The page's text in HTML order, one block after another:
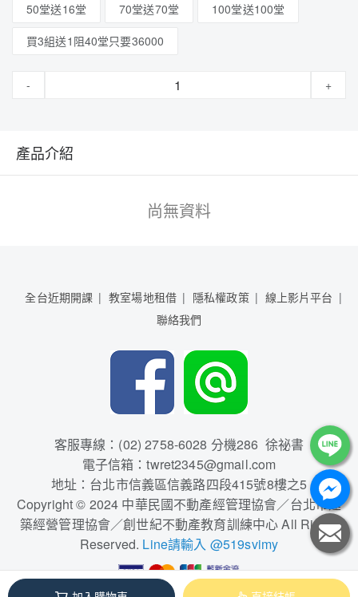
50堂送16堂
70堂送70堂
100堂送100堂
買3組送1阻40堂只要36000
- +
產品介紹
尚無資料
全台近期開課 教室場地租借 隱私權政策
線上影片平台
聯絡我們
客服專線：(02) 2758-6028 分機286 徐祕書
電子信箱：twret2345@gmail.com
地址：台北市信義區信義路四段415號8樓之5
Copyright © 2024 中華民國不動產經管理協會／台北市建
築經營管理協會／創世紀不動產教育訓練中心 All Rights
Reserved. Line請輸入 @519svimy